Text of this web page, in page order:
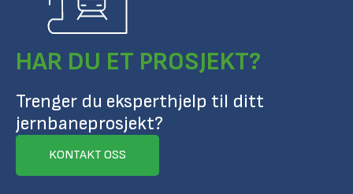
HAR DU ET PROSJEKT?
Trenger du eksperthjelp til ditt
jernbaneprosjekt?
KONTAKT OSS